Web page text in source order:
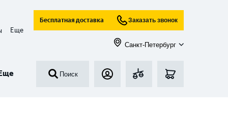
Еще
Бесплатная доставка Заказать звонок
Санкт-Петербург
Поиск